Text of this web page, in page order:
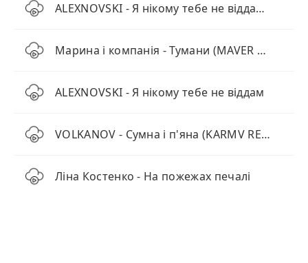
ALEXNOVSKI - Я нікому тебе не віддам (Remix)
Марина і компанія - Тумани (MAVER Remix)
ALEXNOVSKI - Я нікому тебе не віддам
VOLKANOV - Сумна і п'яна (KARMV REMIX)
Ліна Костенко - На пожежах печалі